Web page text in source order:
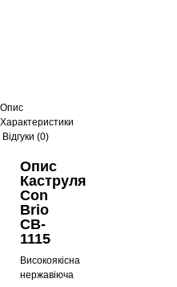
Опис
Характеристики
Відгуки (0)
Опис
Каструля
Con
Brio
CB-
1115
Високоякісна
нержавіюча